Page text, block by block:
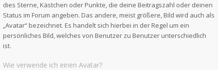
dies Sterne, Kästchen oder Punkte, die deine Beitragszahl oder deinen
Status im Forum angeben. Das andere, meist größere, Bild wird auch als
„Avatar“ bezeichnet. Es handelt sich hierbei in der Regel um ein
persönliches Bild, welches von Benutzer zu Benutzer unterschiedlich
ist.
Wie verwende ich einen Avatar?